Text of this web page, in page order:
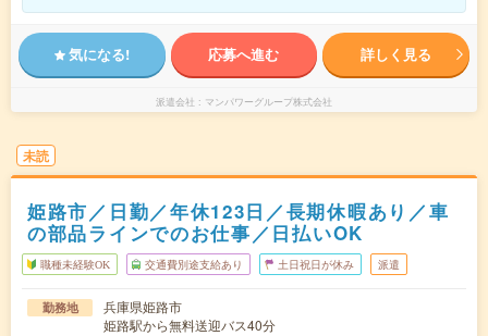
気になる! 応募へ進む 詳しく見る
派遣会社 マンパワーグループ株式会社
未読
姫路市／日勤／年休123日／長期休暇あり／車
の部品ラインでのお仕事／日払いOK
職種未経験OK 交通費別途支給あり 土日祝日が休み 派遣
勤務地
兵庫県姫路市
姫路駅から無料送迎バス40分